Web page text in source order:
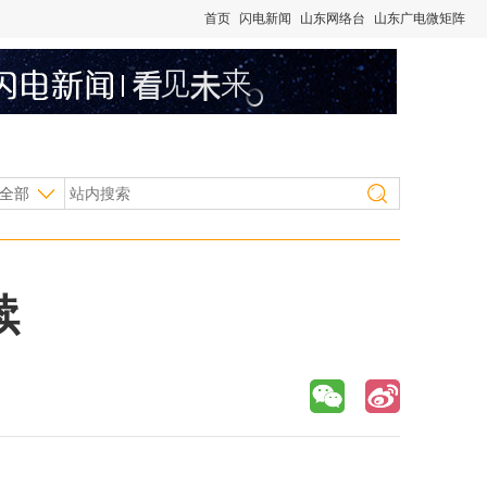
首页 闪电新闻 山东网络台 山东广电微矩阵
部